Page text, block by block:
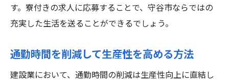
す。寮付きの求人に応募することで、守谷市ならではの
充実した生活を送ることができるでしょう。
通勤時間を削減して生産性を高める方法
建設業において、通勤時間の削減は生産性向上に直結し